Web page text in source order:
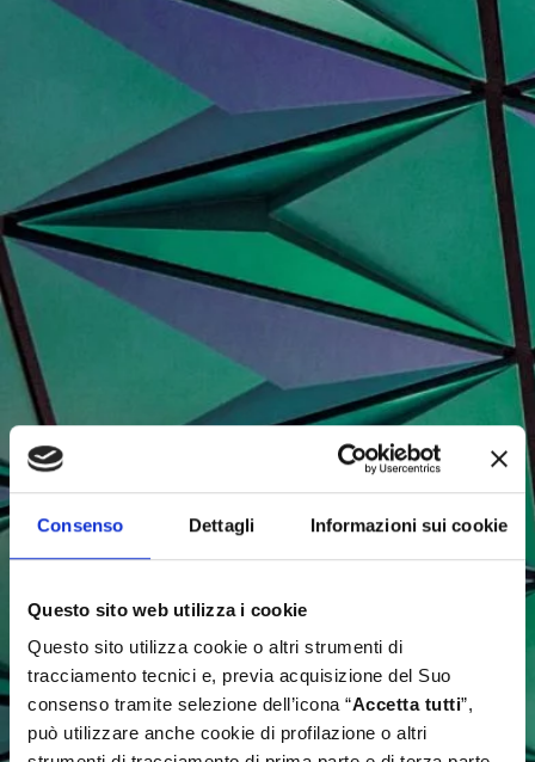
Consenso Dettagli Informazioni sui cookie
Questo sito web utilizza i cookie
Questo sito utilizza cookie o altri strumenti di
tracciamento tecnici e, previa acquisizione del Suo
consenso tramite selezione dell’icona “Accetta tutti”,
può utilizzare anche cookie di profilazione o altri